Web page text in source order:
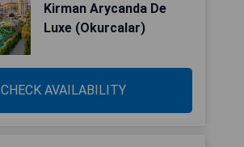
Kirman Arycanda De
Luxe (Okurcalar)
CHECK AVAILABILITY